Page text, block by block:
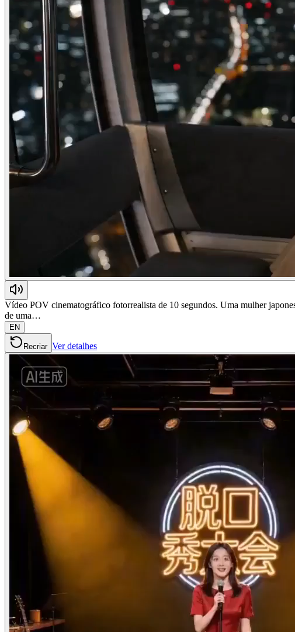
Vídeo POV cinematográfico fotorrealista de 10 segundos. Uma mulher
de uma…
EN
Recriar Ver detalhes